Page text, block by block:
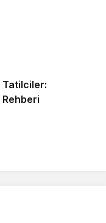
Tatilciler: